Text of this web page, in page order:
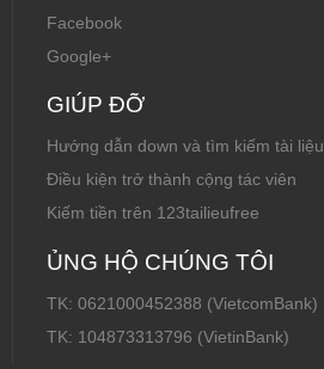
Facebook
Google+
GIÚP ĐỠ
Hướng dẫn down và tìm kiếm tài liệu
Điều kiện trở thành cộng tác viên
Kiếm tiền trên 123tailieufree
ỦNG HỘ CHÚNG TÔI
TK: 0621000452388 (VietcomBank)
TK: 104873313796 (VietinBank)